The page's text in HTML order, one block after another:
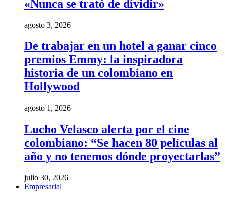
«Nunca se trató de dividir»
agosto 3, 2026
De trabajar en un hotel a ganar cinco
premios Emmy: la inspiradora
historia de un colombiano en
Hollywood
agosto 1, 2026
Lucho Velasco alerta por el cine
colombiano: “Se hacen 80 películas al
año y no tenemos dónde proyectarlas”
julio 30, 2026
Empresarial